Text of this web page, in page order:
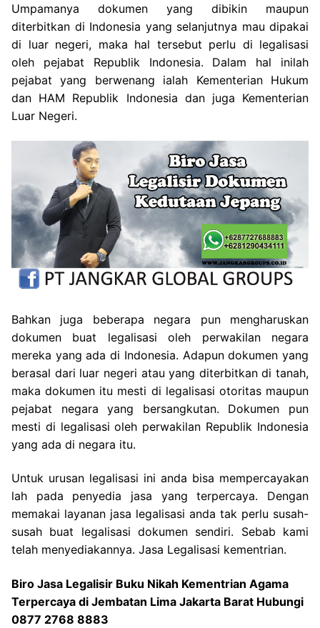
Umpamanya dokumen yang dibikin maupun
diterbitkan di Indonesia yang selanjutnya mau dipakai
di luar negeri, maka hal tersebut perlu di legalisasi
oleh pejabat Republik Indonesia. Dalam hal inilah
pejabat yang berwenang ialah Kementerian Hukum
dan HAM Republik Indonesia dan juga Kementerian
Luar Negeri.
Bahkan juga beberapa negara pun mengharuskan
dokumen buat legalisasi oleh perwakilan negara
mereka yang ada di Indonesia. Adapun dokumen yang
berasal dari luar negeri atau yang diterbitkan di tanah,
maka dokumen itu mesti di legalisasi otoritas maupun
pejabat negara yang bersangkutan. Dokumen pun
mesti di legalisasi oleh perwakilan Republik Indonesia
yang ada di negara itu.
Untuk urusan legalisasi ini anda bisa mempercayakan
lah pada penyedia jasa yang terpercaya. Dengan
memakai layanan jasa legalisasi anda tak perlu susah-
susah buat legalisasi dokumen sendiri. Sebab kami
telah menyediakannya. Jasa Legalisasi kementrian.
Biro Jasa Legalisir Buku Nikah Kementrian Agama
Terpercaya di Jembatan Lima Jakarta Barat Hubungi
0877 2768 8883